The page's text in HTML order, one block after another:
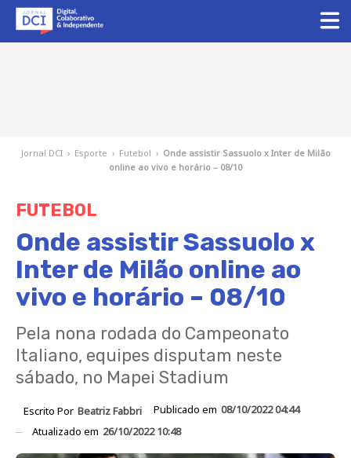
Jornal DCI › Esporte › Futebol › Onde assistir Sassuolo x Inter de Milão
online ao vivo e horário – 08/10
FUTEBOL
Onde assistir Sassuolo x
Inter de Milão online ao
vivo e horário – 08/10
Pela nona rodada do Campeonato
Italiano, equipes disputam neste
sábado, no Mapei Stadium
Escrito Por Beatriz Fabbri Publicado em 08/10/2022 04:44
Atualizado em 26/10/2022 10:48